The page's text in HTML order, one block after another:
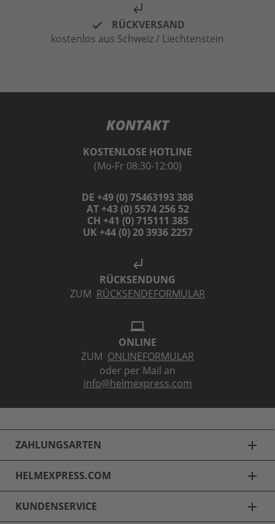
subdirectory_arrow_left
RÜCKVERSAND
kostenlos aus Schweiz / Liechtenstein
KONTAKT
KOSTENLOSE HOTLINE
(Mo-Fr 08:30-12:00)
DE +49 (0) 75463193 388
AT +43 (0) 5574 256 52
CH +41 (0) 715111 385
UK +44 (0) 20 3936 2257
subdirectory_arrow_left
RÜCKSENDUNG
ZUM RÜCKSENDEFORMULAR
laptop
ONLINE
ZUM ONLINEFORMULAR
oder per Mail an
info@helmexpress.com
ZAHLUNGSARTEN add
HELMEXPRESS.COM add
KUNDENSERVICE add